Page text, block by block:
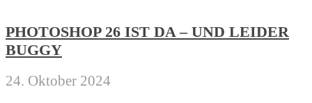
PHOTOSHOP 26 IST DA – UND LEIDER
BUGGY
24. Oktober 2024